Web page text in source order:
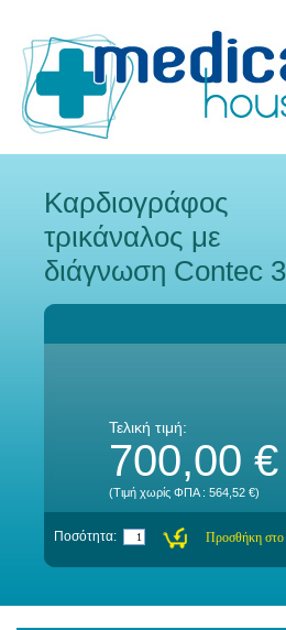
Καρδιογράφος
τρικάναλος με
διάγνωση Contec
Τελική τιμή:
700,00 €
(Τιμή χωρίς ΦΠΑ : 564,52 €)
Ποσότητα: